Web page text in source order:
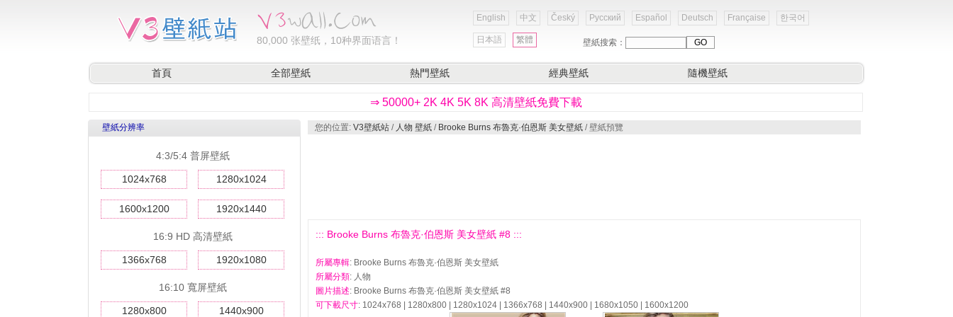
80,000 张壁纸，10种界面语言！
English 中文 Český Русский Español Deutsch Française 한국어
日本語 繁體 壁紙搜索：
首頁 全部壁紙 熱門壁紙 經典壁紙 隨機壁紙
⇒ 50000+ 2K 4K 5K 8K 高清壁紙免費下載
壁紙分辨率
4:3/5:4 普屏壁紙
1024x768 1280x1024
1600x1200 1920x1440
16:9 HD 高清壁紙
1366x768 1920x1080
16:10 寬屏壁紙
1280x800 1440x900
您的位置: V3壁紙站 / 人物 壁紙 / Brooke Burns 布魯克·伯恩斯 美女壁紙 / 壁紙預覽
::: Brooke Burns 布魯克·伯恩斯 美女壁紙 #8 :::
所屬專輯: Brooke Burns 布魯克·伯恩斯 美女壁紙
所屬分類: 人物
圖片描述: Brooke Burns 布魯克·伯恩斯 美女壁紙 #8
可下載尺寸: 1024x768 | 1280x800 | 1280x1024 | 1366x768 | 1440x900 | 1680x1050 | 1600x1200